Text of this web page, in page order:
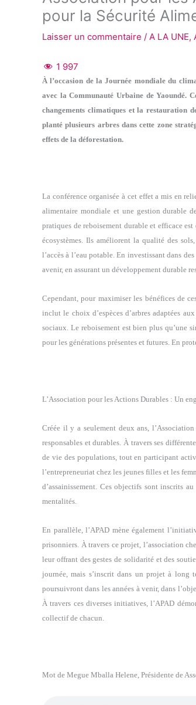
pour la Sécurité
Laisser un commentaire / A LA UNE,
1 997
À l’occasion de la Journée mondiale du
avec la Communauté Urbaine de Yaoundé.
changements climatiques et la restauration
planté plusieurs arbres dans cette zone
effets de la déforestation.
La conférence organisée à cet effet a mis en
alimentaire mondiale et une gestion durable
pratiques de reboisement durable et efficace
écosystèmes. Ils améliorent la qualité des
l’accès à l’eau potable. En investissant dans
avenir, en assurant un développement durable
Cependant, pour maximiser les bénéfices de
inclut le choix d’espèces d’arbres adaptées
sociaux. Le reboisement est bien plus qu’une
pour les générations présentes et futures. En
L’Association pour les Actions Durables : Un
Créée il y a seulement deux ans,
responsables et durables. À travers ses
de vie des populations, tout en participant
l’entrepreneuriat chez les jeunes filles et les
d’assainissement. Ces objectifs sont inscrits
mentalités.
En parallèle, l’APAD mène également
prisonniers. À travers ce projet, l’association
leur offrant des gestes de solidarité et des
journée, mais s’inscrit dans un projet à long
poursuivront dans les années à venir, dans
À travers ces diverses initiatives, l’APAD
collectif de chacun.
Mot de Megue Mballa Helene, Présidente de